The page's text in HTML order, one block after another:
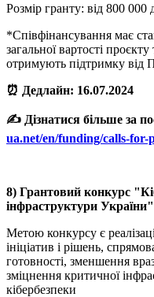
Розмір гранту: від 800 000
*Співфінансування має
загальної вартості
отримують підтримку від
⏰ Дедлайн: 16.07.2024
✍️ Дізнатися більше за
ua.net/en/funding/calls-for-
8) Грантовий конкурс
інфраструктури
Метою конкурсу є
ініціатив і рішень,
готовності, зменшення
зміцнення критичної
кібербезпеки